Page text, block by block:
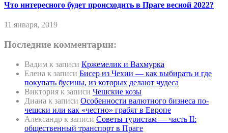
Что интересного будет происходить в Праге весной 2022?
11 января, 2019
Последние комментарии:
Вадим к записи Кржемелик и Вахмурка
Елена к записи Бисер из Чехии — как выбирать и где
покупать бусины, из которых делают чудеса
Виктория к записи Чешские козы
Диана к записи Особенности валютного бизнеса по-
чешски или как «честно» грабят в Европе
Александр к записи Советы туристам — часть II:
общественный транспорт в Праге